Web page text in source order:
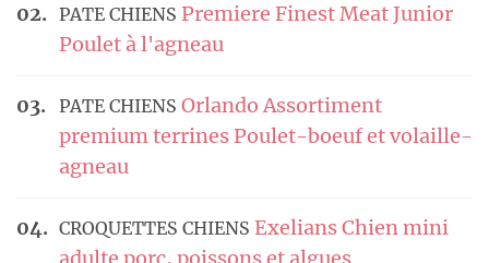
PATE CHIENS Premiere Finest Meat Junior
Poulet à l'agneau
PATE CHIENS Orlando Assortiment
premium terrines Poulet-boeuf et volaille-
agneau
CROQUETTES CHIENS Exelians Chien mini